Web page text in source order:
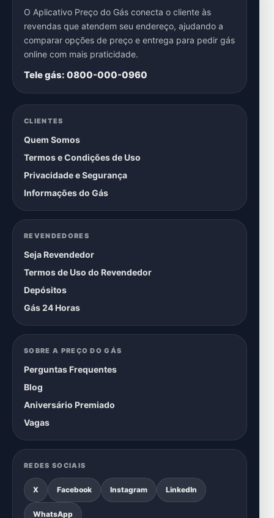
O Aplicativo Preço do Gás conecta o cliente às
revendas que atendem seu endereço, ajudando a
comparar opções de preço e entrega para pedir gás
online com mais praticidade.
Tele gás: 0800-000-0960
CLIENTES
Quem Somos
Termos e Condições de Uso
Privacidade e Segurança
Informações do Gás
REVENDEDORES
Seja Revendedor
Termos de Uso do Revendedor
Depósitos
Gás 24 Horas
SOBRE A PREÇO DO GÁS
Perguntas Frequentes
Blog
Aniversário Premiado
Vagas
REDES SOCIAIS
X Facebook Instagram LinkedIn
WhatsApp